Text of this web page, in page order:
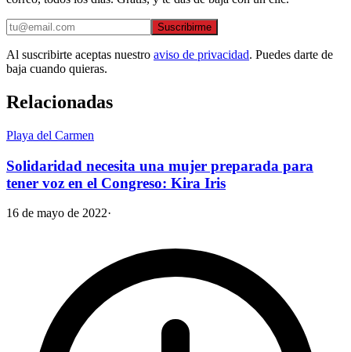
Suscribirme
Al suscribirte aceptas nuestro aviso de privacidad. Puedes darte de
baja cuando quieras.
Relacionadas
Playa del Carmen
Solidaridad necesita una mujer preparada para
tener voz en el Congreso: Kira Iris
16 de mayo de 2022·